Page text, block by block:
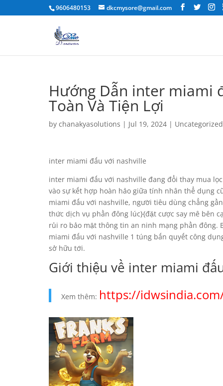
9606480153 dkcmysore@gmail.com
Hướng Dẫn inter miami
Toàn Và Tiện Lợi
by chanakyasolutions | Jul 19, 2024 | Uncategorized
inter miami đấu với nashville
inter miami đấu với nashville đang đổi thay mua
vào sự kết hợp hoàn hảo giữa tính nhân thể dụng
miami đấu với nashville, người tiêu dùng chẳng
thức dịch vụ phần đông lúc}{đặt cược say mê bên
rủi ro bảo mật thông tin an ninh mạng phần đông.
miami đấu với nashville 1 túng bấn quyết công
sở hữu tới.
Giới thiệu về inter miami
Xem thêm: https://